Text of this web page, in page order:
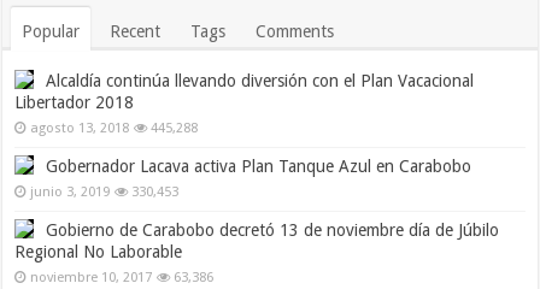
Popular Recent Tags Comments
Alcaldía continúa llevando diversión con el Plan Vacacional
Libertador 2018
agosto 13, 2018 445,288
Gobernador Lacava activa Plan Tanque Azul en Carabobo
junio 3, 2019 330,453
Gobierno de Carabobo decretó 13 de noviembre día de Júbilo
Regional No Laborable
noviembre 10, 2017 63,386